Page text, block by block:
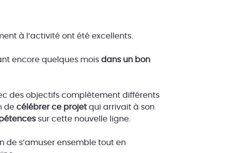
à l’activité ont été excellents.
encore quelques moisdans un bon
des objectifs complètement différents
decélébrer ce projet qui arrivait à son
sur cette nouvelle ligne.
de s’amuser ensemble tout en